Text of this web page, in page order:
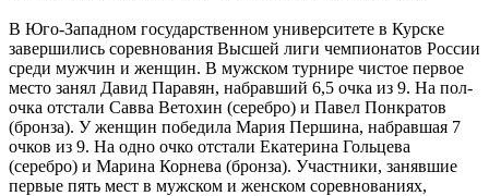
В Юго-Западном государственном университете в Курске
завершились соревнования Высшей лиги чемпионатов России
среди мужчин и женщин. В мужском турнире чистое первое
место занял Давид Паравян, набравший 6,5 очка из 9. На пол-
очка отстали Савва Ветохин (серебро) и Павел Понкратов
(бронза). У женщин победила Мария Першина, набравшая 7
очков из 9. На одно очко отстали Екатерина Гольцева
(серебро) и Марина Корнева (бронза). Участники, занявшие
первые пять мест в мужском и женском соревнованиях,